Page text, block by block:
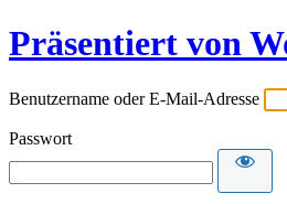
Präsentiert von
Benutzername oder E-Mail-Adresse
Passwort